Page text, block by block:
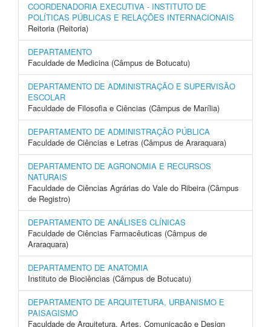
COORDENADORIA EXECUTIVA - INSTITUTO DE
POLÍTICAS PÚBLICAS E RELAÇÕES INTERNACIONAIS
Reitoria (Reitoria)
DEPARTAMENTO
Faculdade de Medicina (Câmpus de Botucatu)
DEPARTAMENTO DE ADMINISTRAÇÃO E SUPERVISÃO
ESCOLAR
Faculdade de Filosofia e Ciências (Câmpus de Marília)
DEPARTAMENTO DE ADMINISTRAÇÃO PÚBLICA
Faculdade de Ciências e Letras (Câmpus de Araraquara)
DEPARTAMENTO DE AGRONOMIA E RECURSOS
NATURAIS
Faculdade de Ciências Agrárias do Vale do Ribeira (Câmpus
de Registro)
DEPARTAMENTO DE ANÁLISES CLÍNICAS
Faculdade de Ciências Farmacêuticas (Câmpus de
Araraquara)
DEPARTAMENTO DE ANATOMIA
Instituto de Biociências (Câmpus de Botucatu)
DEPARTAMENTO DE ARQUITETURA, URBANISMO E
PAISAGISMO
Faculdade de Arquitetura, Artes, Comunicação e Design